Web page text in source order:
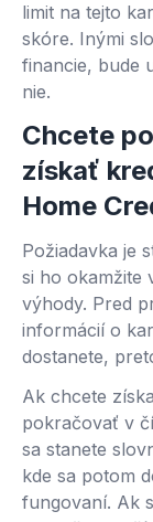
limit na tejto
skóre. Inými
financie, bude
nie.
Chcete
získať
Home
Požiadavka je
si ho okamžite
výhody. Pred
informácií o
dostanete,
Ak chcete
pokračovať v
sa stanete
kde sa potom
fungovaní. Ak